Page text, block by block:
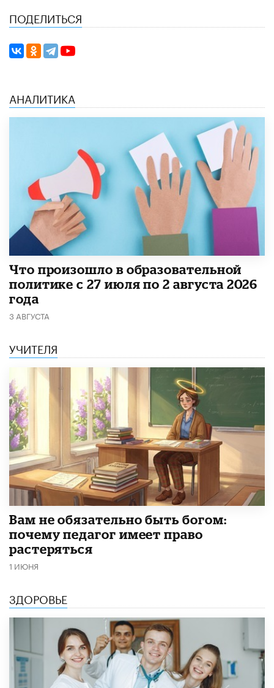
ПОДЕЛИТЬСЯ
АНАЛИТИКА
​Что произошло в образовательной
политике с 27 июля по 2 августа 2026
года
3 АВГУСТА
УЧИТЕЛЯ
​Вам не обязательно быть богом:
почему педагог имеет право
растеряться
1 ИЮНЯ
ЗДОРОВЬЕ